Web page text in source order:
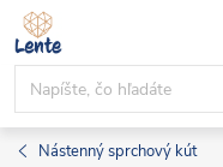
Prejsť
na
obsah
Nástenný sprchový kút